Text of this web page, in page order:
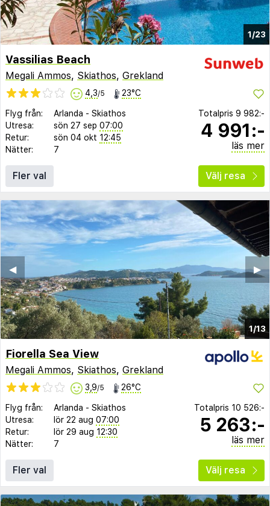
1/23
Vassilias Beach
Megali Ammos, Skiathos, Grekland
4,3/5 23°C
Flyg från: Arlanda - Skiathos
Utresa:
sön 27 sep 07:00
Retur:
sön 04 okt 12:45
Nätter:
7
Totalpris 9 982:-
4 991:-
läs mer
Fler val Välj resa
1/13
▶︎
◀︎
Fiorella Sea View
Megali Ammos, Skiathos, Grekland
3,9/5 26°C
Flyg från: Arlanda - Skiathos
Utresa:
lör 22 aug 07:00
Retur:
lör 29 aug 12:30
Nätter:
7
Totalpris 10 526:-
5 263:-
läs mer
Fler val Välj resa